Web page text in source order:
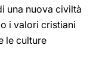
una nuova civiltà
i valori cristiani
le culture